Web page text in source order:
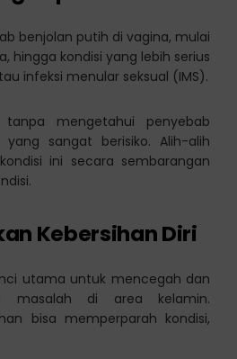
benjolan putih di vagina, mulai
hingga kondisi yang lebih serius
infeksi menular seksual (IMS).
tanpa mengetahui penyebab
sangat berisiko. Alih-alih
ini secara sembarangan
Kebersihan Diri
utama untuk mencegah dan
masalah di area kelamin.
bisa memperparah kondisi,